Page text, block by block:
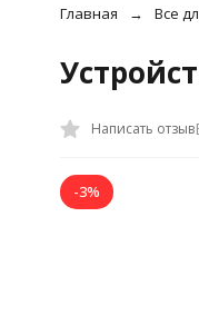
Главная Все
Написать отзыв
-3%